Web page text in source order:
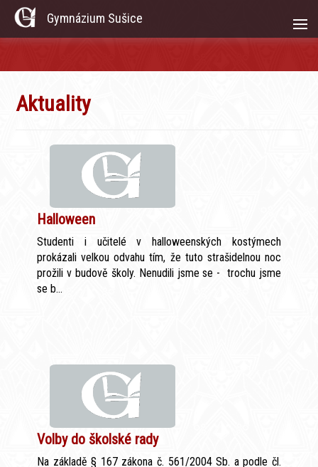
Gymnázium Sušice
Aktuality
Halloween
Studenti i učitelé v halloweenských kostýmech
prokázali velkou odvahu tím, že tuto strašidelnou noc
prožili v budově školy. Nenudili jsme se - trochu jsme
se b...
Volby do školské rady
Na základě § 167 zákona č. 561/2004 Sb. a podle čl.